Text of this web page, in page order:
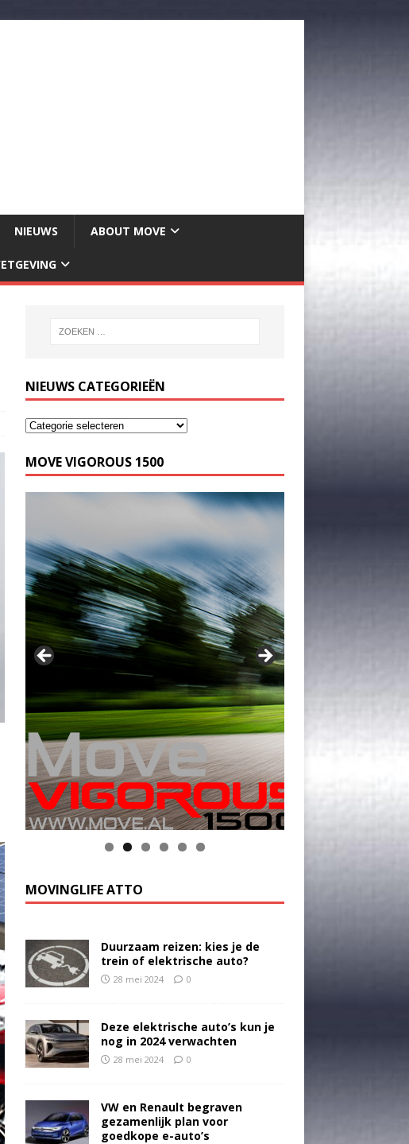
NIEUWS ABOUT MOVE
NIEUWS CATEGORIEËN
MOVE VIGOROUS 1500
MOVINGLIFE ATTO
Duurzaam reizen: kies je de
trein of elektrische auto?
28 mei 2024 0
Deze elektrische auto’s kun je
nog in 2024 verwachten
28 mei 2024 0
VW en Renault begraven
gezamenlijk plan voor
goedkope e-auto’s